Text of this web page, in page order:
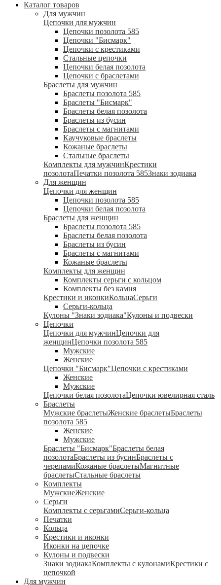
Каталог товаров
Для мужчин
Цепочки для мужчин
Цепочки позолота 585
Цепочки "Бисмарк"
Цепочки с крестиками
Стальные цепочки
Цепочки белая позолота
Цепочки с браслетами
Браслеты для мужчин
Браслеты позолота 585
Браслеты "Бисмарк"
Браслеты белая позолота
Браслеты из бусин
Браслеты с магнитами
Каучуковые браслеты
Кожаные браслеты
Стальные браслеты
Комплекты для мужчинКрестики
позолотаПечатки позолота 585Знаки зодиака
Для женщин
Цепочки для женщин
Цепочки позолота 585
Цепочки белая позолота
Браслеты для женщин
Браслеты позолота 585
Браслеты белая позолота
Браслеты из бусин
Браслеты с магнитами
Кожаные браслеты
Комплекты для женщин
Комплекты серьги с кольцом
Комплекты без камня
Крестики и иконкиКольцаСерьги
Серьги-кольца
Кулоны "Знаки зодиака"Кулоны и подвески
Цепочки
Цепочки для мужчинЦепочки для
женщинЦепочки позолота 585
Мужские
Женские
Цепочки "Бисмарк"Цепочки с крестиками
Женские
Мужские
Цепочки белая позолотаЦепочки ювелирная сталь
Браслеты
Мужские браслетыЖенские браслетыБраслеты
позолота 585
Женские
Мужские
Браслеты "Бисмарк"Браслеты белая
позолотаБраслеты из бусинБраслеты с
черепамиКожаные браслетыМагнитные
браслетыСтальные браслеты
Комплекты
МужскиеЖенские
Серьги
Комплекты с серьгамиСерьги-кольца
Печатки
Кольца
Крестики и иконки
Иконки на цепочке
Кулоны и подвески
Знаки зодиакаКомплекты с кулонамиКрестики с
цепочкой
Для мужчин